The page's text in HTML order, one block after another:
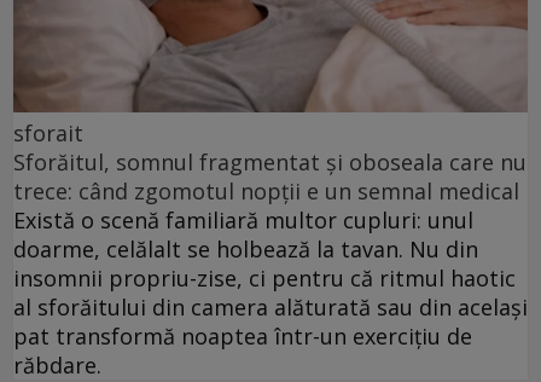
sforait
Sforăitul, somnul fragmentat și oboseala care nu
trece: când zgomotul nopții e un semnal medical
Există o scenă familiară multor cupluri: unul
doarme, celălalt se holbează la tavan. Nu din
insomnii propriu-zise, ci pentru că ritmul haotic
al sforăitului din camera alăturată sau din același
pat transformă noaptea într-un exercițiu de
răbdare.